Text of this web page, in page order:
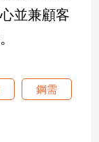
並兼顧客
鋼需